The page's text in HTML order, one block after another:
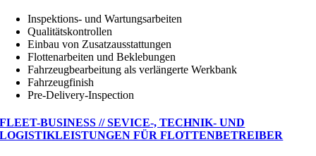
Inspektions- und Wartungsarbeiten
Qualitätskontrollen
Einbau von Zusatzausstattungen
Flottenarbeiten und Beklebungen
Fahrzeugbearbeitung als verlängerte Werkbank
Fahrzeugfinish
Pre-Delivery-Inspection
FLEET-BUSINESS // SEVICE-, TECHNIK- UND
LOGISTIKLEISTUNGEN FÜR FLOTTENBETREIBER